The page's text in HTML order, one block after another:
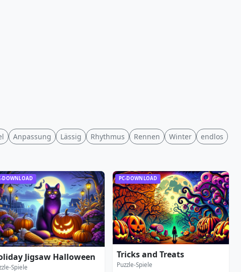
Anpassung Lässig Rhythmus Rennen Winter endlos
DOWNLOAD
Jigsaw Halloween
Spiele
PC-DOWNLOAD
Tricks and Treats
Puzzle-Spiele